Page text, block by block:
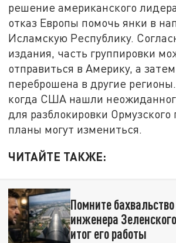
решение американского
отказ Европы помочь янки в
Исламскую Республику.
издания, часть группировки
отправиться в Америку, а
переброшена в другие
когда США нашли
для разблокировки Ормузского
планы могут измениться.
ЧИТАЙТЕ ТАКЖЕ:
Помните
инженера
итог его работы